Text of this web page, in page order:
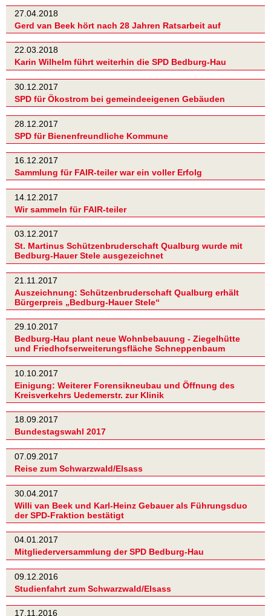
27.04.2018
Gerd van Beek hört nach 28 Jahren Ratsarbeit auf
22.03.2018
Karin Wilhelm führt weiterhin die SPD Bedburg-Hau
30.12.2017
SPD für Ökostrom bei gemeindeeigenen Gebäuden
28.12.2017
SPD für Bienenfreundliche Kommune
16.12.2017
Sammlung für FAIR-teiler war ein voller Erfolg
14.12.2017
Wir sammeln für FAIR-teiler
03.12.2017
St. Martinus Schützenbruderschaft Qualburg wurde mit
Bedburg-Hauer Stele ausgezeichnet
21.11.2017
Auszeichnung: Schützenbruderschaft Qualburg erhält
Bürgerpreis „Bedburg-Hauer Stele“
29.10.2017
Bedburg-Hau plant neue Wohnbebauung - Ziegelhütte
und Friedhofserweiterungsfläche Schneppenbaum
10.10.2017
Einigung: Weiterer Forensikneubau und Öffnung des
Kreisverkehrs Uedemerstr. zur Klinik
18.09.2017
Bundestagswahl 2017
07.09.2017
Reise zum Schwarzwald/Elsass
30.04.2017
Willi van Beek und Karl-Heinz Gebauer als Führungsduo
der SPD-Fraktion bestätigt
04.01.2017
Mitgliederversammlung der SPD Bedburg-Hau
09.12.2016
Studienfahrt zum Schwarzwald/Elsass
17.11.2016